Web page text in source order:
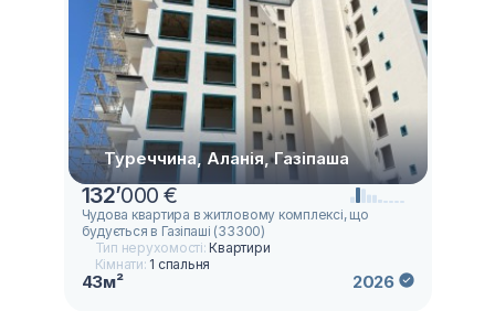
Туреччина, Аланія, Газіпаша
132’000 €
Чудова квартира в житловому комплексі, що
будується в Газіпашi (33300)
Тип нерухомості:Квартири
Кімнати: 1 спальня
43м² 2026